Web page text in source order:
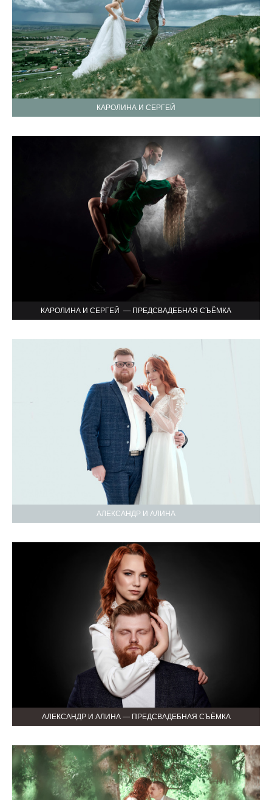
КАРОЛИНА И СЕРГЕЙ
КАРОЛИНА И СЕРГЕЙ — ПРЕДСВАДЕБНАЯ СЪЁМКА
АЛЕКСАНДР И АЛИНА
АЛЕКСАНДР И АЛИНА — ПРЕДСВАДЕБНАЯ СЪЁМКА